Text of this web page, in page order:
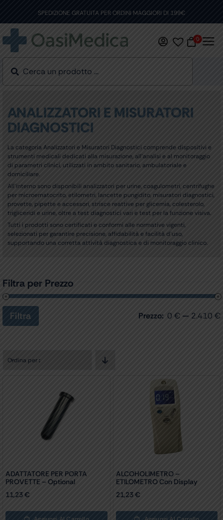
content
SPEDIZIONE GRATUITA PER ORDINI MAGGIORI DI 199€
0
ANALIZZATORI E MISURATORI
DIAGNOSTICI
La categoria Analizzatori e Misuratori Diagnostici comprende dispositivi e
strumenti medicali dedicati alla misurazione, all’analisi e al monitoraggio
di parametri clinici, utilizzati in ambito sanitario, ambulatoriale e
domiciliare.
All’interno sono disponibili analizzatori per urine, coagulometri, centrifughe
per microematocrito, etilometri, lancette pungidito, misuratori diagnostici,
provette, pipette e accessori, strisce reattive per glicemia, colesterolo,
trigliceridi e urine, oltre a test diagnostici vari e test per la funzione visiva.
Tutti i prodotti sono certificati e conformi alle normative vigenti,
selezionati per garantire precisione, affidabilità e facilità d’uso,
supportando una corretta attività diagnostica e di monitoraggio clinico.
Filtra per Prezzo
Prezzo
Min
Prezzo
Max
Filtra Prezzo: 0 € — 2.410 €
Ordina per:
ADATTATORE PER PORTA
PROVETTE – Optional
11,23€
ALCOHOLIMETRO –
ETILOMETRO Con Display
21,23€